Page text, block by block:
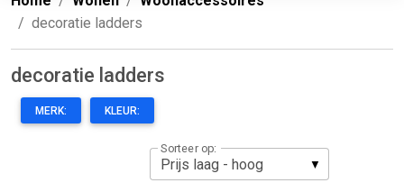
decoratie ladders
decoratie ladders
MERK: KLEUR:
Sorteer op: